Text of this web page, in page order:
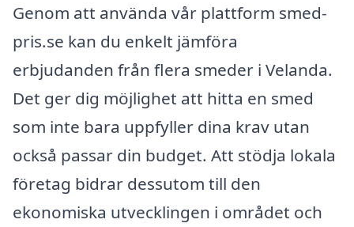
Genom att använda vår plattform smed-
pris.se kan du enkelt jämföra
erbjudanden från flera smeder i Velanda.
Det ger dig möjlighet att hitta en smed
som inte bara uppfyller dina krav utan
också passar din budget. Att stödja lokala
företag bidrar dessutom till den
ekonomiska utvecklingen i området och